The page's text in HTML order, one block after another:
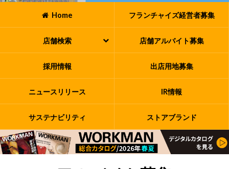
Home フランチャイズ経営者募集
店舗検索 店舗アルバイト募集
採用情報 出店用地募集
ニュースリリース IR情報
サステナビリティ ストアブランド